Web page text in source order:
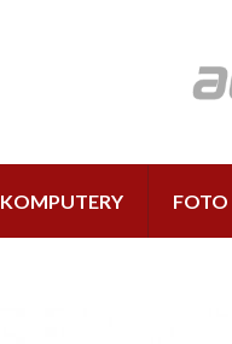
KOMPUTERY FOTO